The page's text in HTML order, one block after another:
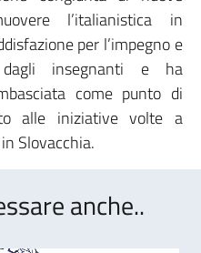
l’italianistica in
per l’impegno e
insegnanti e ha
come punto di
alle iniziative volte a
Slovacchia.
anche..